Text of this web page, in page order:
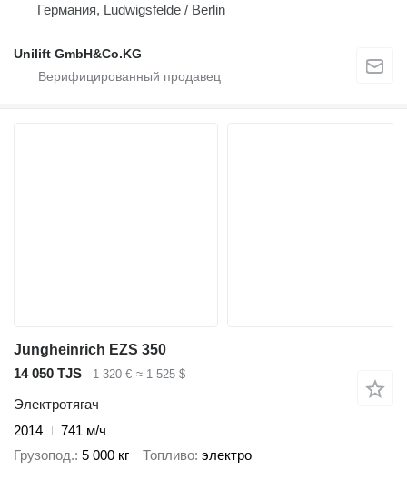
Германия, Ludwigsfelde / Berlin
Unilift GmbH&Co.KG
Jungheinrich EZS 350
14 050 TJS
1 320 € ≈ 1 525 $
Электротягач
2014
741 м/ч
Грузопод. 5 000 кг Топливо электро